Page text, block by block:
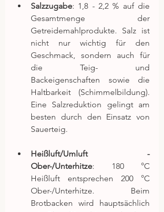
Salzzugabe: 1,8 - 2,2 % auf die
Gesamtmenge der
Getreidemahlprodukte. Salz ist
nicht nur wichtig für den
Geschmack, sondern auch für
die Teig- und
Backeigenschaften sowie die
Haltbarkeit (Schimmelbildung).
Eine Salzreduktion gelingt am
besten durch den Einsatz von
Sauerteig.
Heißluft/Umluft -
Ober-/Unterhitze: 180 °C
Heißluft entsprechen 200 °C
Ober-/Unterhitze. Beim
Brotbacken wird hauptsächlich